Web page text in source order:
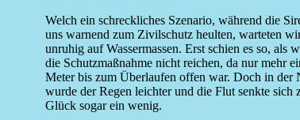
Welch ein schreckliches Szenario, während die
uns warnend zum Zivilschutz heulten, warteten
unruhig auf Wassermassen. Erst schien es so, als
die Schutzmaßnahme nicht reichen, da nur mehr
Meter bis zum Überlaufen offen war. Doch in der
wurde der Regen leichter und die Flut senkte sich
Glück sogar ein wenig.